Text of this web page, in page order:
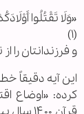
«وَلَا تَقْتُلُوا
(۱)
و فرزندانتان
این آیه دقیقاً
کرده: «اوضاع